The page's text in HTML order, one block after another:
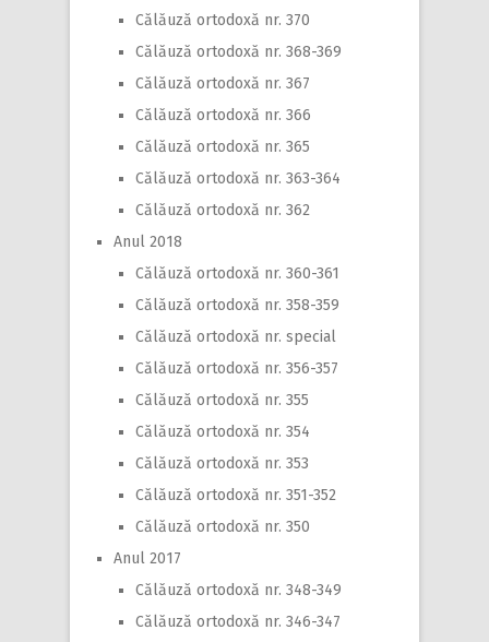
Călăuză ortodoxă nr. 370
Călăuză ortodoxă nr. 368-369
Călăuză ortodoxă nr. 367
Călăuză ortodoxă nr. 366
Călăuză ortodoxă nr. 365
Călăuză ortodoxă nr. 363-364
Călăuză ortodoxă nr. 362
Anul 2018
Călăuză ortodoxă nr. 360-361
Călăuză ortodoxă nr. 358-359
Călăuză ortodoxă nr. special
Călăuză ortodoxă nr. 356-357
Călăuză ortodoxă nr. 355
Călăuză ortodoxă nr. 354
Călăuză ortodoxă nr. 353
Călăuză ortodoxă nr. 351-352
Călăuză ortodoxă nr. 350
Anul 2017
Călăuză ortodoxă nr. 348-349
Călăuză ortodoxă nr. 346-347